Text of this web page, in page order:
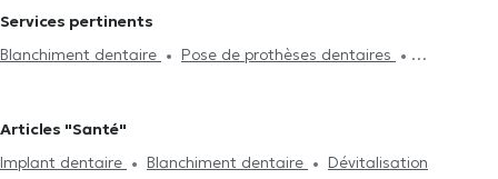
Services pertinents
Blanchiment dentaire
Pose de prothèses dentaires
Remplacement plombage
Urgence dentaire
Bilan bucco-dentaire
Fluoration dentaire
Articles "Santé"
Implant dentaire
Blanchiment dentaire Dévitalisation